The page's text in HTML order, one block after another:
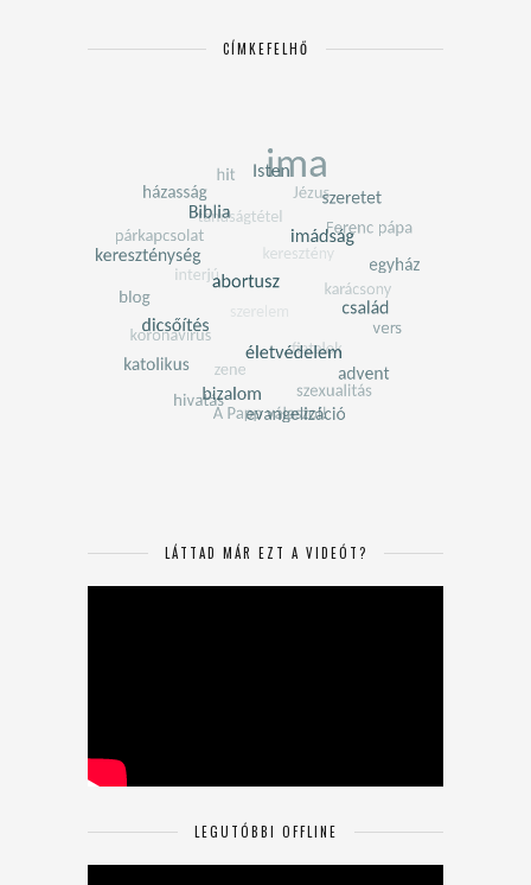
CÍMKEFELHŐ
LÁTTAD MÁR EZT A VIDEÓT?
LEGUTÓBBI OFFLINE